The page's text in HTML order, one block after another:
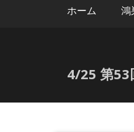
ホーム 鴻
4/25 第53